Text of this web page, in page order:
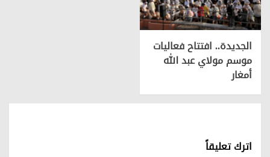
الجديدة.. افتتاح فعاليات
موسم مولاي عبد الله
أمغار
اترك تعليقاً